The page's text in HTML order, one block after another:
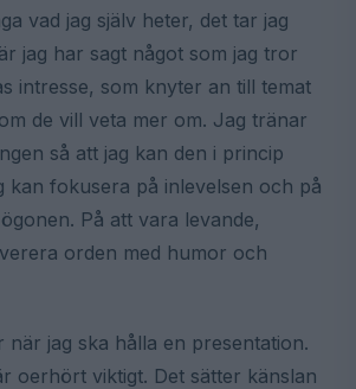
vad jag själv heter, det tar jag
jag har sagt något som jag tror
intresse, som knyter an till temat
de vill veta mer om. Jag tränar
så att jag kan den i princip
kan fokusera på inlevelsen och på
På att vara levande,
orden med humor och
när jag ska hålla en presentation.
oerhört viktigt. Det sätter känslan